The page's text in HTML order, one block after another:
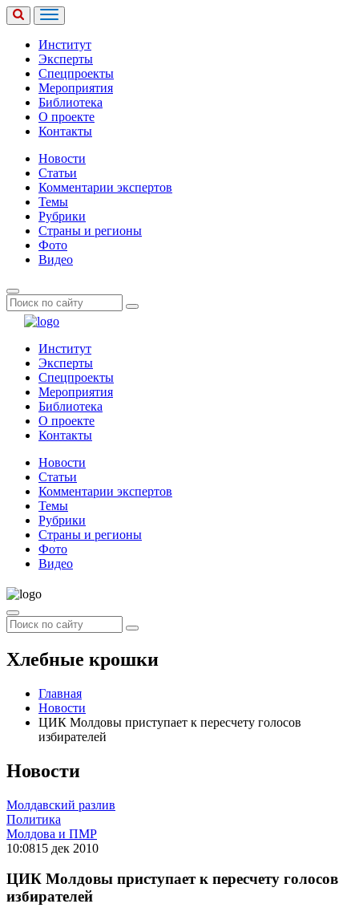
Институт
Эксперты
Спецпроекты
Мероприятия
Библиотека
О проекте
Контакты
Новости
Статьи
Комментарии экспертов
Темы
Рубрики
Страны и регионы
Фото
Видео
Институт
Эксперты
Спецпроекты
Мероприятия
Библиотека
О проекте
Контакты
Новости
Статьи
Комментарии экспертов
Темы
Рубрики
Страны и регионы
Фото
Видео
Хлебные крошки
Главная
Новости
ЦИК Молдовы приступает к пересчету голосов
избирателей
Новости
Молдавский разлив
Политика
Молдова и ПМР
10:0815 дек 2010
ЦИК Молдовы приступает к пересчету голосов
избирателей